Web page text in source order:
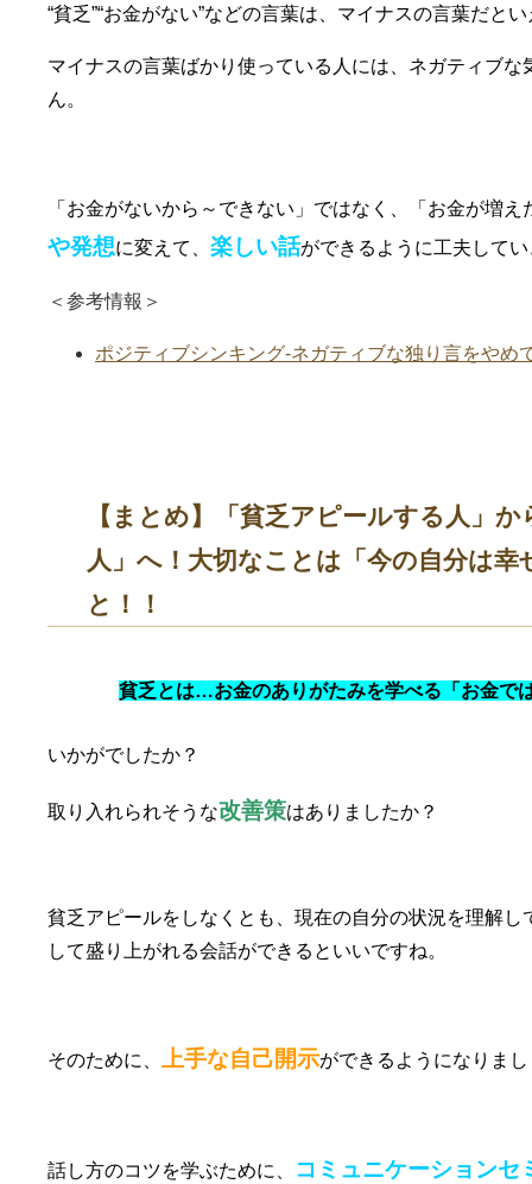
“貧乏”“お金がない”などの言葉は、マイナスの言葉だと
マイナスの言葉ばかり使っている人には、ネガティブ
ん。
「お金がないから～できない」ではなく、「お金が増
や発想に変えて、 楽しい話ができるように工夫して
＜参考情報＞
ポジティブシンキング-ネガティブな独り言をやめ
【まとめ】「貧乏アピールする人」
人」へ！大切なことは「今の自分は
と！！
貧乏とは…お金のありがたみを学べる「お金で
いかがでしたか？
取り入れられそうな改善策はありましたか？
貧乏アピールをしなくとも、現在の自分の状況を理解
して盛り上がれる会話ができるといいですね。
そのために、 上手な自己開示ができるようになりま
話し方のコツを学ぶために、
コミュニケーションセ